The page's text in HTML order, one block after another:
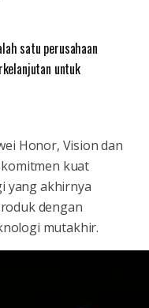
satu perusahaan
untuk
Honor, Vision dan
kuat
yang akhirnya
dengan
mutakhir.